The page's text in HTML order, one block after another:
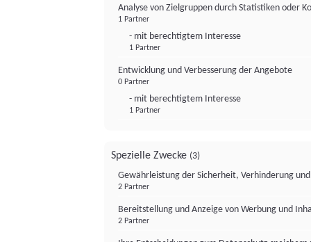
Analyse von Zielgruppen durch Statistiken oder
1 Partner
- mit berechtigtem Interesse
1 Partner
Entwicklung und Verbesserung der Angebote
0 Partner
- mit berechtigtem Interesse
1 Partner
Spezielle Zwecke (3)
Gewährleistung der Sicherheit, Verhinderung
2 Partner
Bereitstellung und Anzeige von Werbung und
2 Partner